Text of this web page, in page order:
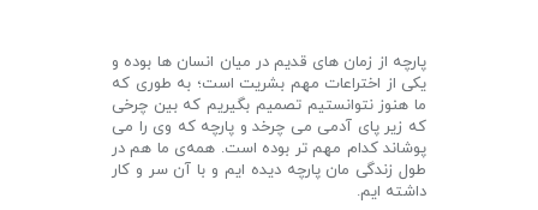
پارچه از زمان های قدیم در میان انسان ها بوده و
یکی از اختراعات مهم بشریت است؛ به طوری که
ما هنوز نتوانستیم تصمیم بگیریم که بین چرخی
که زیر پای آدمی می چرخد و پارچه که وی را می
پوشاند کدام مهم تر بوده است. همه‌ی ما هم در
طول زندگی مان پارچه دیده ایم و با آن سر و کار
داشته ایم.